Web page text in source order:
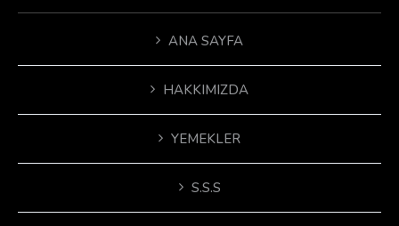
ANA SAYFA
HAKKIMIZDA
YEMEKLER
S.S.S